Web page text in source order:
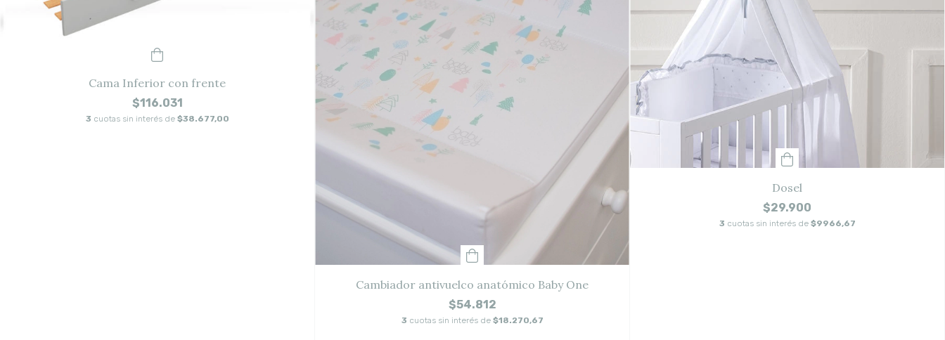
Cama Inferior con frente
$116.031
3 cuotas sin interés de $38.677,00
Cambiador antivuelco anatómico Baby One
$54.812
3 cuotas sin interés de $18.270,67
Dosel
$29.900
3 cuotas sin interés de $9966,67